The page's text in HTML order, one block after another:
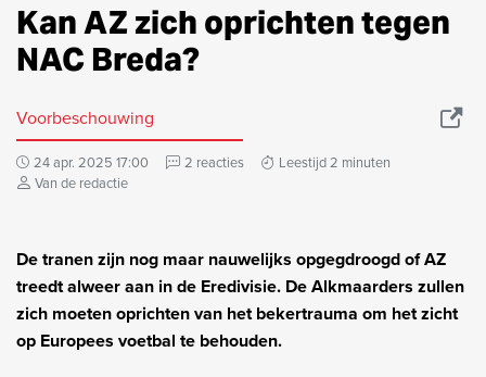
Kan AZ zich oprichten tegen
NAC Breda?
Voorbeschouwing
24 apr. 2025 17:00 2 reacties
Leestijd 2 minuten
Van de redactie
De tranen zijn nog maar nauwelijks opgegdroogd of AZ
treedt alweer aan in de Eredivisie. De Alkmaarders zullen
zich moeten oprichten van het bekertrauma om het zicht
op Europees voetbal te behouden.